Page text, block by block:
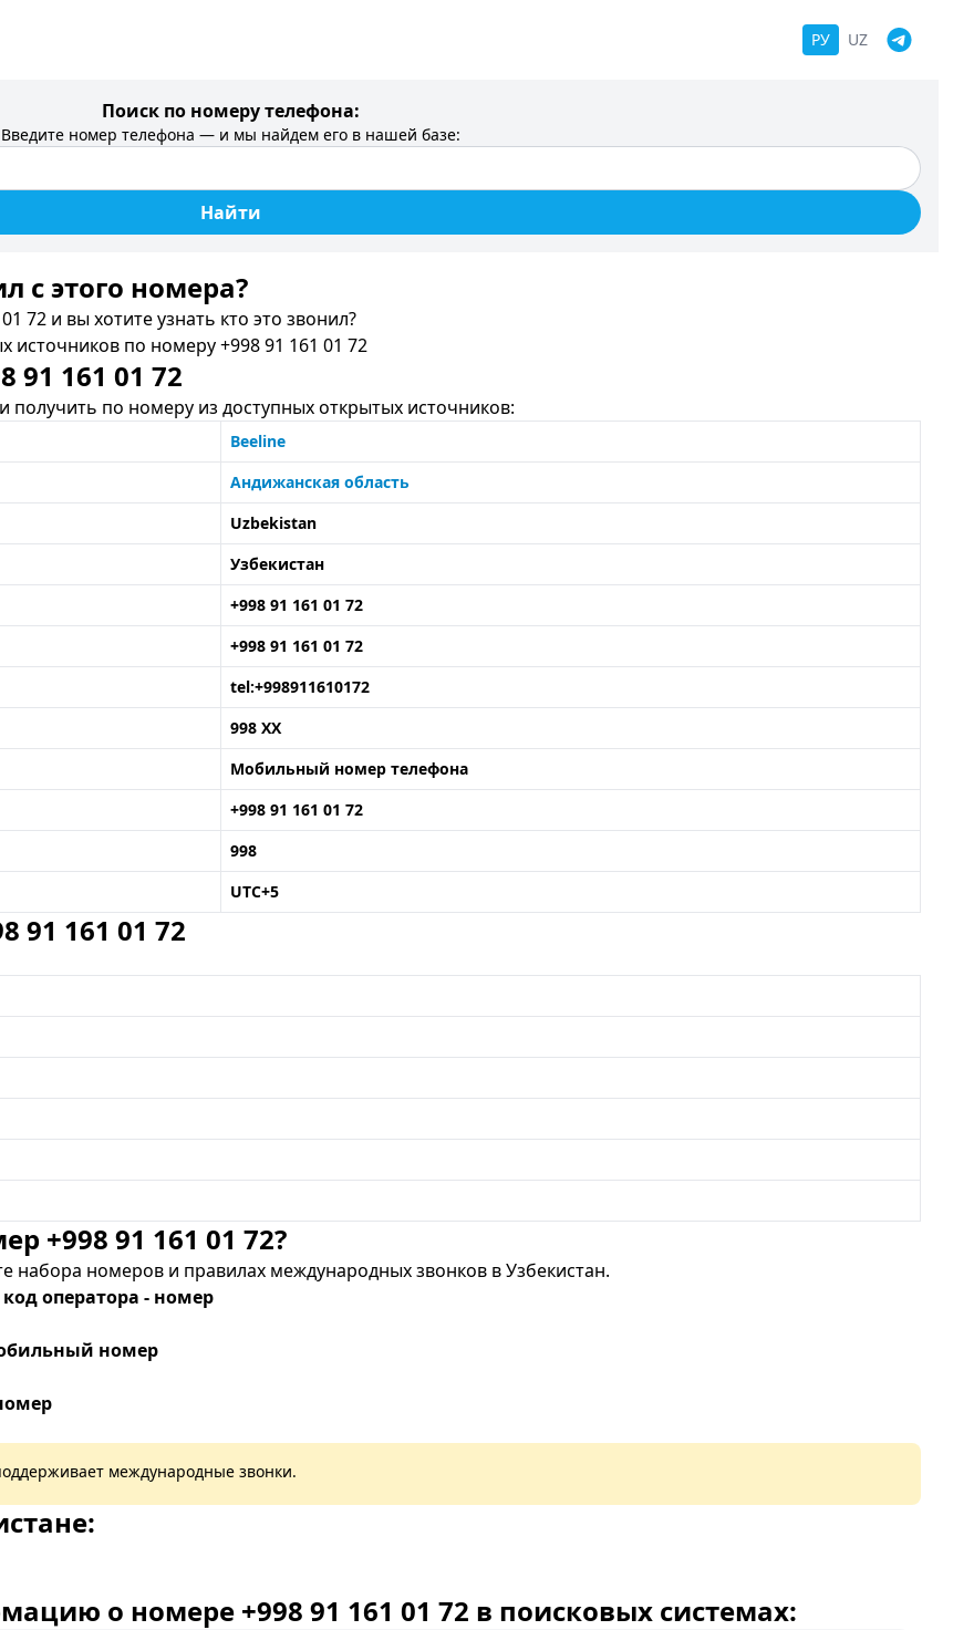
РУ UZ
Поиск по номеру телефона:
Введите номер телефона — и мы найдем его в нашей базе:
Найти
c этого номера?
72 и вы хотите узнать кто это звонил?
по номеру +998 91 161 01 72
161 01 72
по номеру из доступных открытых источников:
Beeline
Андижанская область
Uzbekistan
Узбекистан
+998 91 161 01 72
+998 91 161 01 72
tel:+998911610172
998 XX
Мобильный номер телефона
+998 91 161 01 72
998
UTC+5
91 161 01 72
+998 91 161 01 72?
номеров и правилах международных звонков в Узбекистан.
код оператора - номер
номер
международные звонки.
о номере +998 91 161 01 72 в поисковых системах: